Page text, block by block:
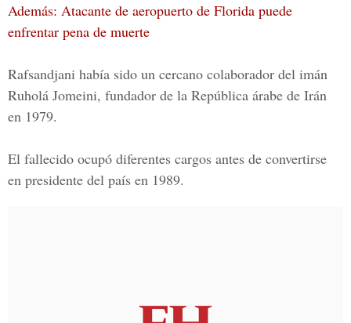
Además: Atacante de aeropuerto de Florida puede
enfrentar pena de muerte
Rafsandjani había sido un cercano colaborador del imán
Ruholá Jomeini, fundador de la República árabe de Irán
en 1979.
El fallecido ocupó diferentes cargos antes de convertirse
en presidente del país en 1989.